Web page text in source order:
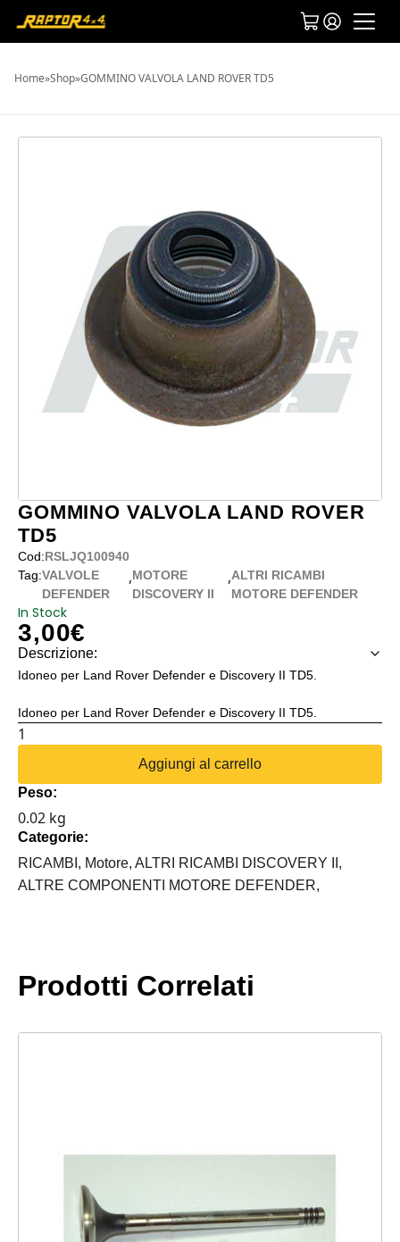
Home»Shop»GOMMINO VALVOLA LAND ROVER TD5
GOMMINO VALVOLA LAND ROVER
TD5
Cod:RSLJQ100940
Tag:VALVOLE
DEFENDER
,MOTORE
DISCOVERY II
,ALTRI RICAMBI
MOTORE DEFENDER
In Stock
3,00€
Descrizione:
Idoneo per Land Rover Defender e Discovery II TD5.
Idoneo per Land Rover Defender e Discovery II TD5.
GOMMINO
ROVER
TD5
quantità
Aggiungi al carrello
Peso:
0.02 kg
Categorie:
RICAMBI, Motore, ALTRI RICAMBI DISCOVERY II,
ALTRE COMPONENTI MOTORE DEFENDER,
Prodotti Correlati